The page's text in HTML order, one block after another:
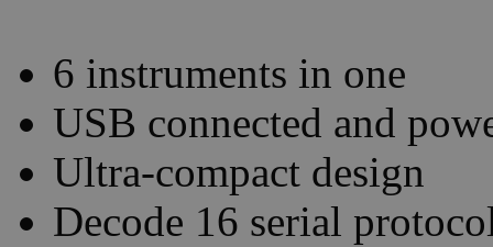
6 instruments in one
USB connected and
Ultra-compact design
Decode 16 serial